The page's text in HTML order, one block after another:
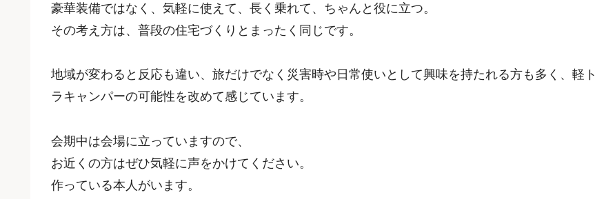
豪華装備ではなく、気軽に使えて、長く乗れて、ちゃんと役に立つ。
その考え方は、普段の住宅づくりとまったく同じです。
地域が変わると反応も違い、旅だけでなく災害時や日常使いとして興味を持たれる方も多く、軽ト
ラキャンパーの可能性を改めて感じています。
会期中は会場に立っていますので、
お近くの方はぜひ気軽に声をかけてください。
作っている本人がいます。